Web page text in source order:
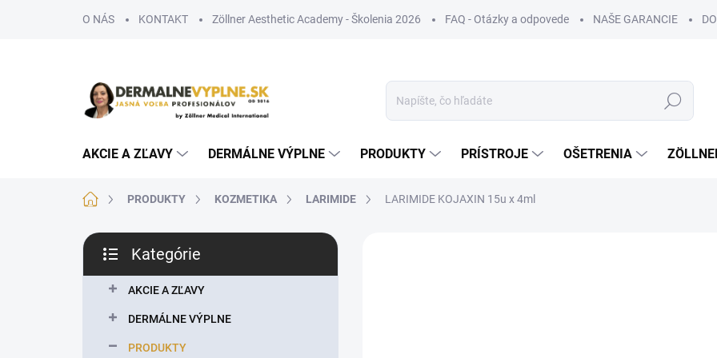
O NÁS KONTAKT Zöllner Aesthetic Academy - Školenia 2026 FAQ - Otázky a odpovede NAŠE GARANCIE
Hľadať
AKCIE A ZĽAVY DERMÁLNE VÝPLNE PRODUKTY PRÍSTROJE OŠETRENIA
DomovPRODUKTY KOZMETIKA LARIMIDE LARIMIDE KOJAXIN 15u x 4ml
B
č
kategórie
Kategórie
AKCIE A ZĽAVY
DERMÁLNE VÝPLNE
PRODUKTY